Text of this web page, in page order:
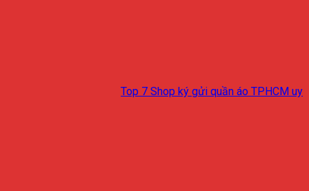
Top 7 Shop ký gửi quần áo TPHCM uy